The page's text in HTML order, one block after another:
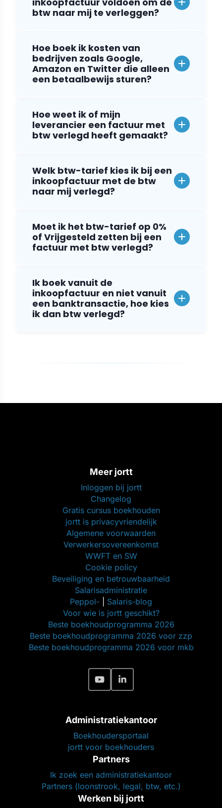
btw naar mij te verleggen?
Hoe boek ik kosten van
bedrijven zoals Google,
Amazon en Twitter die alleen
een betaalbewijs sturen?
Hoe weet ik of mijn
leverancier een factuur met
btw verlegd heeft gemaakt?
Welk btw-tarief kies ik bij een
inkoopfactuur met de btw
naar mij verlegd?
Moet ik het btw-tarief op 0%
of Vrijgesteld zetten bij een
factuur met btw verlegd?
Ik boek vanuit de
inkoopfactuur en niet vanuit
een banktransactie, hoe kies
ik dan btw verlegd?
Meer jortt
Inloggen bij jortt
Changelog
Gratis cursus boekhouden
jortt is privacyvriendelijk
Algemene voorwaarden
Verwerkersovereenkomst
WWFT en SW
Cookie policy
Beveiliging en betrouwbaarheid
Salarisadministratie
Peppol-
Salaris-blog
Voor wie is jortt geschikt?
Beste boekhoudprogramma 2026
Beste boekhoudprogramma 2026 voor zzp
Beste boekhoudprogramma 2026 voor mkb
Administratiekantoor
Boekhoudersportaal
jortt voor boekhouders
Partners
Ik zoek een administratiekantoor
Partners (loonstrook, legal, btw, etc.)
Werken bij jortt